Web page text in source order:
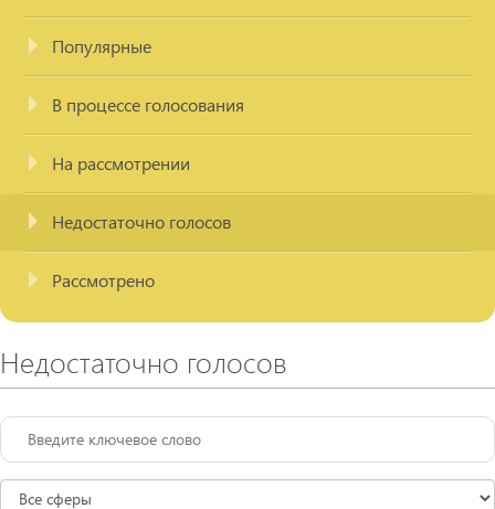
Популярные
В процессе голосования
На рассмотрении
Недостаточно голосов
Рассмотрено
Недостаточно голосов